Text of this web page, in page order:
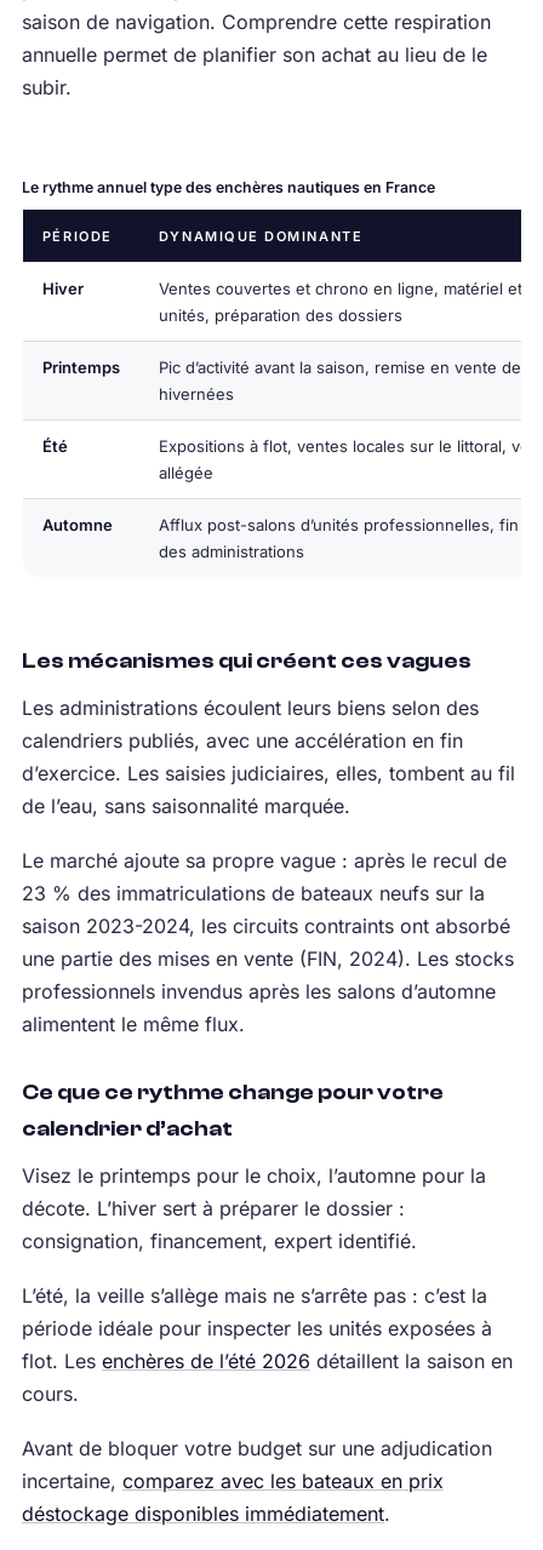
saison de navigation. Comprendre cette respiration
annuelle permet de planifier son achat au lieu de le
subir.
Le rythme annuel type des enchères nautiques en France
PÉRIODE DYNAMIQUE DOMINANTE
Hiver
Ventes couvertes et chrono en ligne, matériel et
unités, préparation des dossiers
Printemps
Pic d’activité avant la saison, remise en vente des
hivernées
Été
Expositions à flot, ventes locales sur le littoral,
allégée
Automne
Afflux post-salons d’unités professionnelles, fin
des administrations
Les mécanismes qui créent ces vagues
Les administrations écoulent leurs biens selon des
calendriers publiés, avec une accélération en fin
d’exercice. Les saisies judiciaires, elles, tombent au fil
de l’eau, sans saisonnalité marquée.
Le marché ajoute sa propre vague : après le recul de
23 % des immatriculations de bateaux neufs sur la
saison 2023-2024, les circuits contraints ont absorbé
une partie des mises en vente (FIN, 2024). Les stocks
professionnels invendus après les salons d’automne
alimentent le même flux.
Ce que ce rythme change pour votre
calendrier d’achat
Visez le printemps pour le choix, l’automne pour la
décote. L’hiver sert à préparer le dossier :
consignation, financement, expert identifié.
L’été, la veille s’allège mais ne s’arrête pas : c’est la
période idéale pour inspecter les unités exposées à
flot. Les enchères de l’été 2026 détaillent la saison en
cours.
Avant de bloquer votre budget sur une adjudication
incertaine, comparez avec les bateaux en prix
déstockage disponibles immédiatement.